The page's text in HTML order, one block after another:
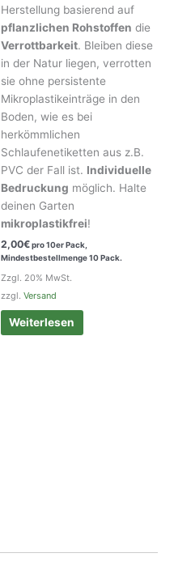
Herstellung basierend auf
pflanzlichen Rohstoffen die
Verrottbarkeit. Bleiben diese
in der Natur liegen, verrotten
sie ohne persistente
Mikroplastikeinträge in den
Boden, wie es bei
herkömmlichen
Schlaufenetiketten aus z.B.
PVC der Fall ist. Individuelle
Bedruckung möglich. Halte
deinen Garten
mikroplastikfrei!
2,00€pro 10er Pack,
Mindestbestellmenge 10 Pack.
Zzgl. 20% MwSt.
zzgl. Versand
Weiterlesen